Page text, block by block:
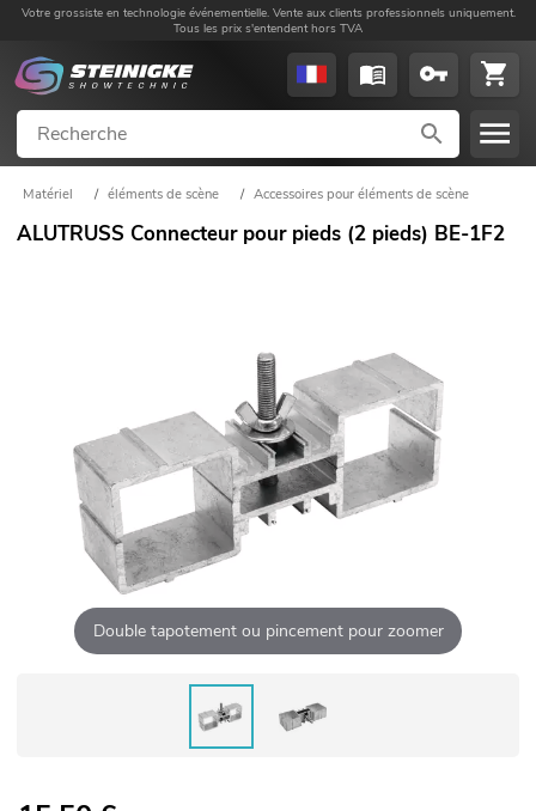
Votre grossiste en technologie événementielle. Vente aux clients professionnels uniquement.
Tous les prix s'entendent hors TVA
Matériel / éléments de scène / Accessoires pour éléments de scène
ALUTRUSS Connecteur pour pieds (2 pieds) BE-1F2
Double tapotement ou pincement pour zoomer